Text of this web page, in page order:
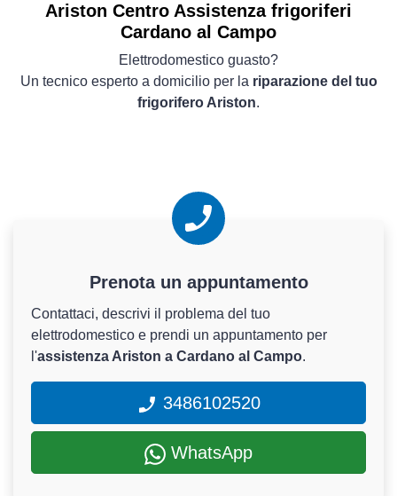
Ariston Centro Assistenza frigoriferi
Cardano al Campo
Elettrodomestico guasto?
Un tecnico esperto a domicilio per la riparazione del tuo
frigorifero Ariston.
Prenota un appuntamento
Contattaci, descrivi il problema del tuo
elettrodomestico e prendi un appuntamento per
l'assistenza Ariston a Cardano al Campo.
3486102520
WhatsApp